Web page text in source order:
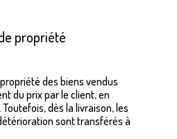
propriété
des biens vendus
du prix par le client, en
dès la livraison, les
sont transférés à